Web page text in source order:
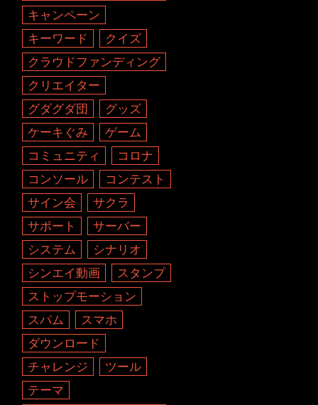
キャンペーン
キーワード
クイズ
クラウドファンディング
クリエイター
グダグダ団
グッズ
ケーキぐみ
ゲーム
コミュニティ
コロナ
コンソール
コンテスト
サイン会
サクラ
サポート
サーバー
システム
シナリオ
シンエイ動画
スタンプ
ストップモーション
スパム
スマホ
ダウンロード
チャレンジ
ツール
テーマ